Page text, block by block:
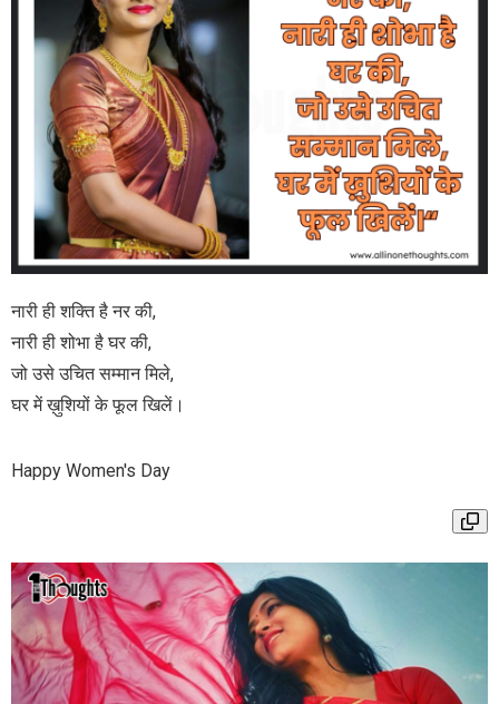
नारी ही शक्ति है नर की,
नारी ही शोभा है घर की,
जो उसे उचित सम्मान मिले,
घर में ख़ुशियों के फूल खिलें।
Happy Women's Day